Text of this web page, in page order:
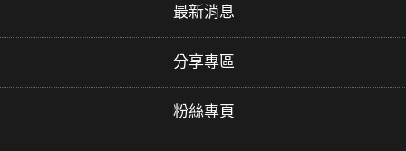
最新消息
分享專區
粉絲專頁